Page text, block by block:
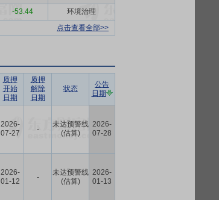
-53.44
环境治理
点击查看全部>>
质押
开始
日期
质押
解除
日期
状态
公告
日期
2026-
07-27
-
未达预警线
(估算)
2026-
07-28
2026-
01-12
-
未达预警线
(估算)
2026-
01-13